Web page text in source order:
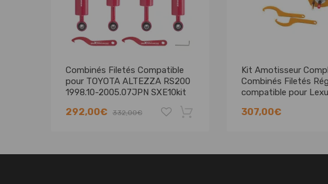
Combinés Filetés Compatible
pour TOYOTA ALTEZZA RS200
1998.10-2005.07JPN SXE10kit
292,00€ 332,00€
Kit Amotisseur
Combinés Filetés
compatible pour
307,00€